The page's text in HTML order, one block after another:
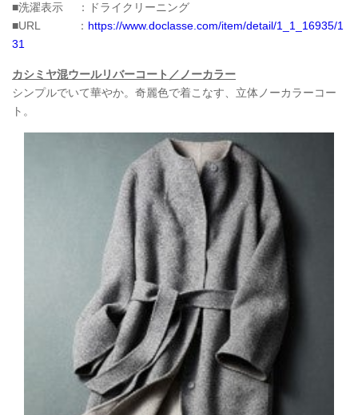
■洗濯表示 ：ドライクリーニング
■URL ： https://www.doclasse.com/item/detail/1_1_16935/1
31
カシミヤ混ウールリバーコート／ノーカラー
シンプルでいて華やか。奇麗色で着こなす、立体ノーカラーコー
ト。